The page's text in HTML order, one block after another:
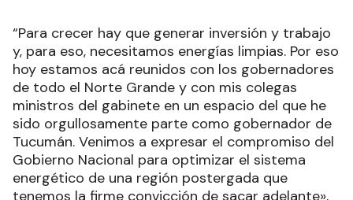
“Para crecer hay que generar inversión y trabajo
y, para eso, necesitamos energías limpias. Por eso
hoy estamos acá reunidos con los gobernadores
de todo el Norte Grande y con mis colegas
ministros del gabinete en un espacio del que he
sido orgullosamente parte como gobernador de
Tucumán. Venimos a expresar el compromiso del
Gobierno Nacional para optimizar el sistema
energético de una región postergada que
tenemos la firme convicción de sacar adelante»,